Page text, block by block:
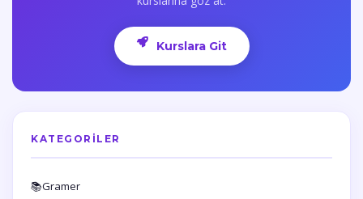
Kurslara Git
KATEGORILER
📚Gramer